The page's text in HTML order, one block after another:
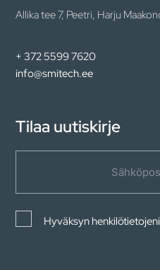
Allika tee 7, Peetri, Harju
+ 372 5599 7620
info@smitech.ee
Tilaa uutiskirje
Hyväksyn